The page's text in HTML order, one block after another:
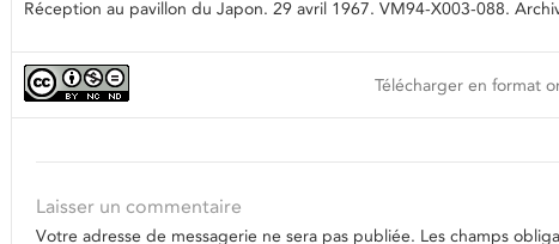
Réception au pavillon du Japon. 29 avril 1967. VM94-X003-088.
Télécharger en format
Laisser un commentaire
Votre adresse de messagerie ne sera pas publiée. Les champs